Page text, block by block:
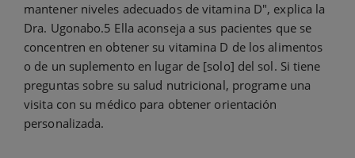
mantener niveles adecuados de vitamina D", explica la
Dra. Ugonabo.5 Ella aconseja a sus pacientes que se
concentren en obtener su vitamina D de los alimentos
o de un suplemento en lugar de [solo] del sol. Si tiene
preguntas sobre su salud nutricional, programe una
visita con su médico para obtener orientación
personalizada.